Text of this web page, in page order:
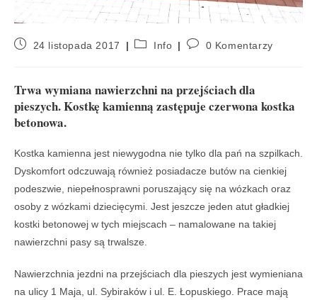
24 listopada 2017 Info 0 Komentarzy
Trwa wymiana nawierzchni na przejściach dla
pieszych. Kostkę kamienną zastępuje czerwona kostka
betonowa.
Kostka kamienna jest niewygodna nie tylko dla pań na szpilkach.
Dyskomfort odczuwają również posiadacze butów na cienkiej
podeszwie, niepełnosprawni poruszający się na wózkach oraz
osoby z wózkami dziecięcymi. Jest jeszcze jeden atut gładkiej
kostki betonowej w tych miejscach – namalowane na takiej
nawierzchni pasy są trwalsze.
Nawierzchnia jezdni na przejściach dla pieszych jest wymieniana
na ulicy 1 Maja, ul. Sybiraków i ul. E. Łopuskiego. Prace mają